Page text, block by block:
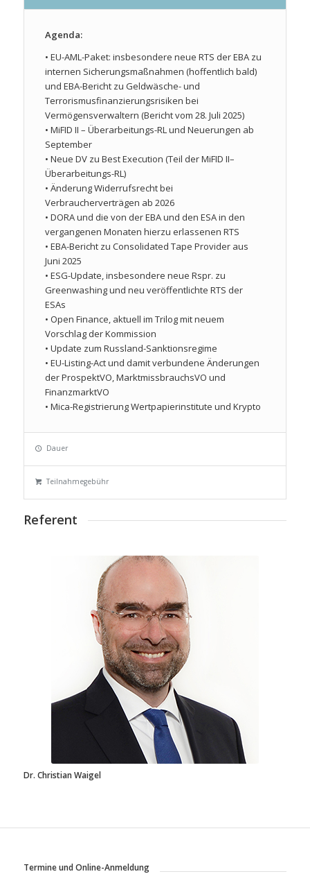
Agenda:
• EU-AML-Paket: insbesondere neue RTS der EBA zu
internen Sicherungsmaßnahmen (hoffentlich bald)
und EBA-Bericht zu Geldwäsche- und
Terrorismusfinanzierungsrisiken bei
Vermögensverwaltern (Bericht vom 28. Juli 2025)
• MiFID II – Überarbeitungs-RL und Neuerungen ab
September
• Neue DV zu Best Execution (Teil der MiFID II–
Überarbeitungs-RL)
• Änderung Widerrufsrecht bei
Verbraucherverträgen ab 2026
• DORA und die von der EBA und den ESA in den
vergangenen Monaten hierzu erlassenen RTS
• EBA-Bericht zu Consolidated Tape Provider aus
Juni 2025
• ESG-Update, insbesondere neue Rspr. zu
Greenwashing und neu veröffentlichte RTS der
ESAs
• Open Finance, aktuell im Trilog mit neuem
Vorschlag der Kommission
• Update zum Russland-Sanktionsregime
• EU-Listing-Act und damit verbundene Änderungen
der ProspektVO, MarktmissbrauchsVO und
FinanzmarktVO
• Mica-Registrierung Wertpapierinstitute und Krypto
Dauer
Teilnahmegebühr
Referent
Dr. Christian Waigel
Termine und Online-Anmeldung